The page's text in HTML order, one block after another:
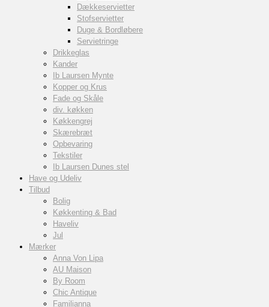
Dækkeservietter
Stofservietter
Duge & Bordløbere
Servietringe
Drikkeglas
Kander
Ib Laursen Mynte
Kopper og Krus
Fade og Skåle
div. køkken
Køkkengrej
Skærebræt
Opbevaring
Tekstiler
Ib Laursen Dunes stel
Have og Udeliv
Tilbud
Bolig
Køkkenting & Bad
Haveliv
Jul
Mærker
Anna Von Lipa
AU Maison
By Room
Chic Antique
Familianna